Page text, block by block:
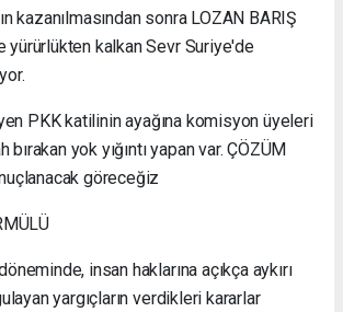
kazanılmasından sonra LOZAN BARIŞ
yürürlükten kalkan Sevr Suriye'de
PKK katilinin ayağına komisyon üyeleri
yok yığıntı yapan var. ÇÖZÜM
göreceğiz
insan haklarına açıkça aykırı
yargıçların verdikleri kararlar